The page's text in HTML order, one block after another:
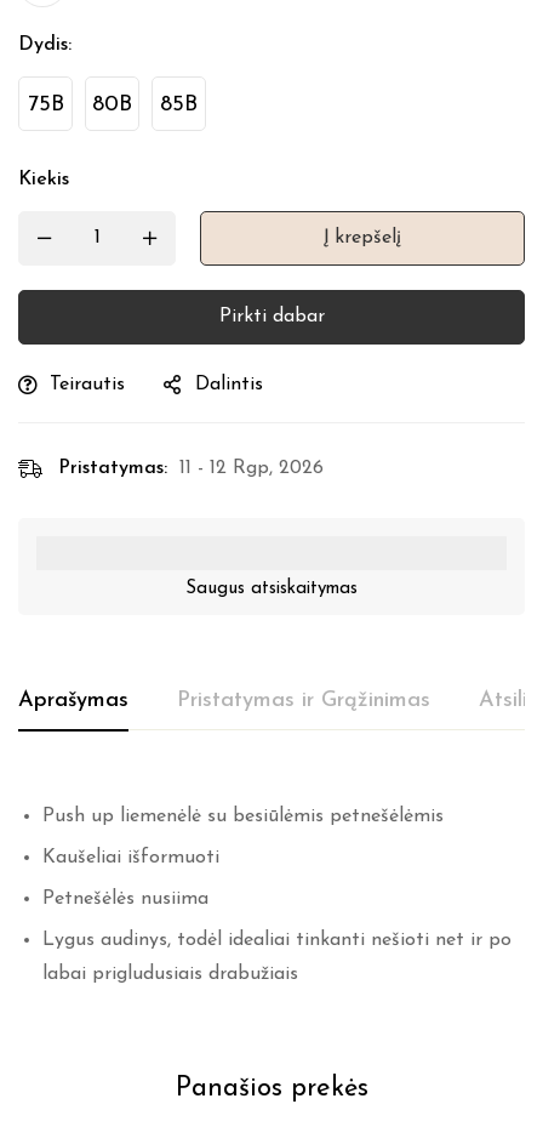
Dydis:
75B 80B 85B
Kiekis
Į krepšelį
Pirkti dabar
Teirautis Dalintis
Pristatymas: 11 - 12 Rgp, 2026
Saugus atsiskaitymas
Aprašymas Pristatymas ir Grąžinimas
Push up liemenėlė su besiūlėmis petnešėlėmis
Kaušeliai išformuoti
Petnešėlės nusiima
Lygus audinys, todėl idealiai tinkanti nešioti net ir po
labai prigludusiais drabužiais
Panašios prekės